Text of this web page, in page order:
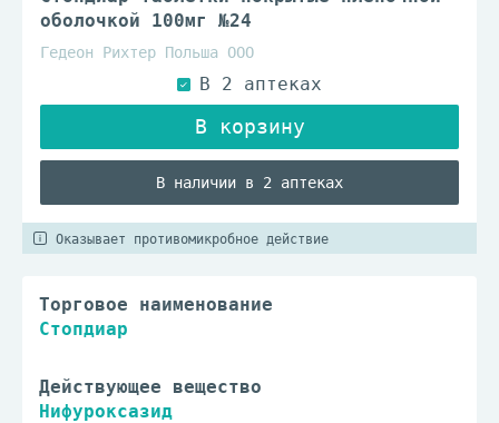
оболочкой 100мг №24
Гедеон Рихтер Польша ООО
В наличии в 2 аптеках
Оказывает противомикробное действие
Торговое наименование
Стопдиар
Действующее вещество
Нифуроксазид